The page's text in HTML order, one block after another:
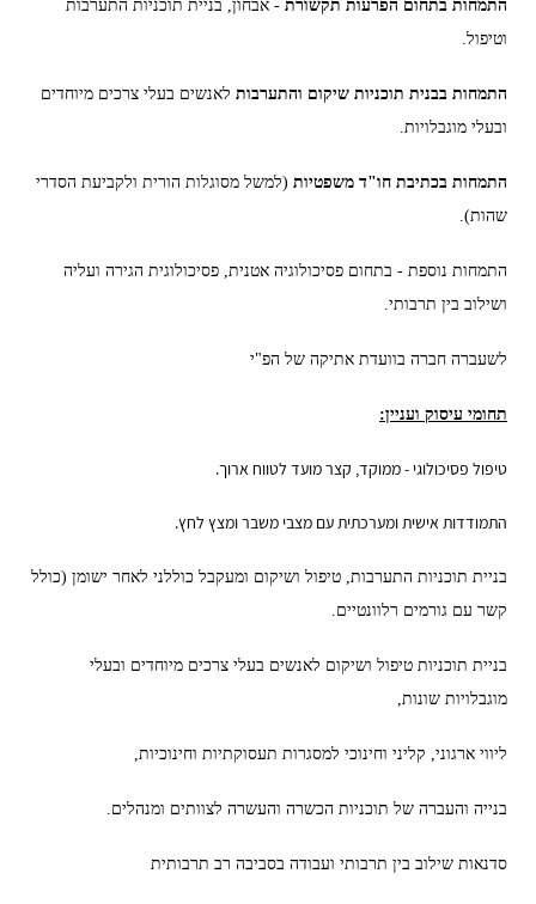
התמחות בתחום הפרעות תקשורת - אבחון, בניית תוכניות התערבות
וטיפול.
התמחות בבנית תוכניות שיקום והתערבות לאנשים בעלי צרכים מיוחדים
ובעלי מוגבלויות.
התמחות בכתיבת חו"ד משפטיות (למשל מסוגלות הורית ולקביעת הסדרי
שהות).
התמחות נוספת - בתחום פסיכולוגיה אטנית, פסיכולוגית הגירה ועליה
ושילוב בין תרבותי.
לשעברה חברה בוועדת אתיקה של הפ"י
תחומי עיסוק ועניין:
טיפול פסיכולוגי - ממוקד, קצר מועד לטווח ארוך.
התמודדות אישית ומערכתית עם מצבי משבר ומצץ לחץ.
בניית תוכניות התערבות, טיפול ושיקום ומעקבל כוללני לאחר ישומן (כולל
קשר עם גורמים רלוונטיים.
בניית תוכניות טיפול ושיקום לאנשים בעלי צרכים מיוחדים ובעלי
מוגבלויות שונות,
ליווי ארגוני, קליני וחינוכי למסגרות תעסוקתיות וחינוכיות,
בנייה והעברה של תוכניות הכשרה והעשרה לצוותים ומנהלים.
סדנאות שילוב בין תרבותי ועבודה בסביבה רב תרבותית